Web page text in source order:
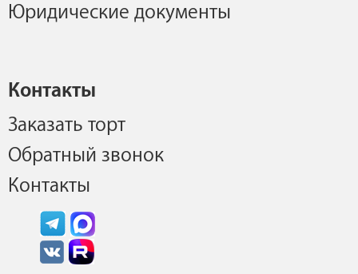
Юридические документы
Контакты
Заказать торт
Обратный звонок
Контакты